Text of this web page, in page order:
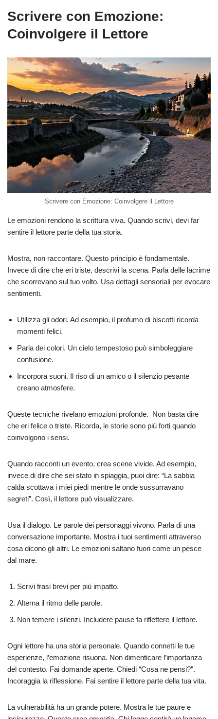
Scrivere con Emozione:
Coinvolgere il Lettore
Scrivere con Emozione: Coinvolgere il Lettore
Le emozioni rendono la scrittura viva. Quando scrivi, devi far
sentire il lettore parte della tua storia.
Mostra, non raccontare. Questo principio è fondamentale.
Invece di dire che eri triste, descrivi la scena. Parla delle lacrime
che scorrevano sul tuo volto. Usa dettagli sensoriali per evocare
sentimenti.
Utilizza gli odori. Ad esempio, il profumo di biscotti ricorda
momenti felici.
Parla dei colori. Un cielo tempestoso può simboleggiare
confusione.
Incorpora suoni. Il riso di un amico o il silenzio pesante
creano atmosfere.
Queste tecniche rivelano emozioni profonde. Non basta dire
che eri felice o triste. Ricorda, le storie sono più forti quando
coinvolgono i sensi.
Quando racconti un evento, crea scene vivide. Ad esempio,
invece di dire che sei stato in spiaggia, puoi dire: “La sabbia
calda scottava i miei piedi mentre le onde sussurravano
segreti”. Così, il lettore può visualizzare.
Usa il dialogo. Le parole dei personaggi vivono. Parla di una
conversazione importante. Mostra i tuoi sentimenti attraverso
cosa dicono gli altri. Le emozioni saltano fuori come un pesce
dal mare.
Scrivi frasi brevi per più impatto.
Alterna il ritmo delle parole.
Non temere i silenzi. Includere pause fa riflettere il lettore.
Ogni lettore ha una storia personale. Quando connetti le tue
esperienze, l’emozione risuona. Non dimenticare l’importanza
del contesto. Fai domande aperte. Chiedi “Cosa ne pensi?”.
Incoraggia la riflessione. Fai sentire il lettore parte della tua vita.
La vulnerabilità ha un grande potere. Mostra le tue paure e